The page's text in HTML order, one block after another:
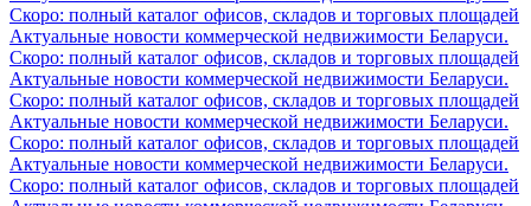
Скоро: полный каталог офисов, складов и торговых площадей
Актуальные новости коммерческой недвижимости Беларуси.
Скоро: полный каталог офисов, складов и торговых площадей
Актуальные новости коммерческой недвижимости Беларуси.
Скоро: полный каталог офисов, складов и торговых площадей
Актуальные новости коммерческой недвижимости Беларуси.
Скоро: полный каталог офисов, складов и торговых площадей
Актуальные новости коммерческой недвижимости Беларуси.
Скоро: полный каталог офисов, складов и торговых площадей